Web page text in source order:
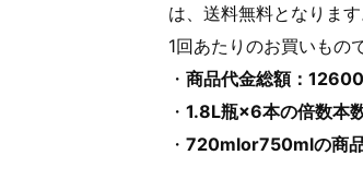
は、送料無料となります
1回あたりのお買いもの
・ 商品代金総額：
・ 1.8L瓶×6本の倍数本
・ 720mlor750mlの商